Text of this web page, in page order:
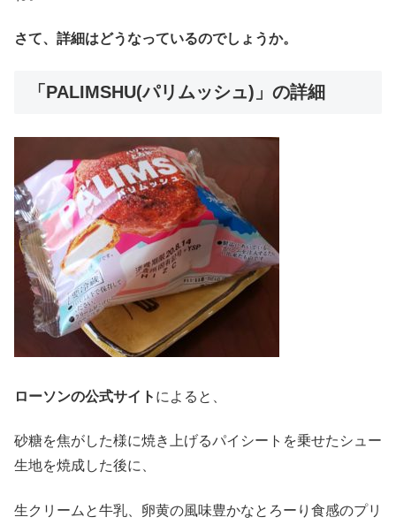
さて、詳細はどうなっているのでしょうか。
「PALIMSHU(パリムッシュ)」の詳細
ローソンの公式サイト によると、
砂糖を焦がした様に焼き上げるパイシートを乗せたシュー
生地を焼成した後に、
生クリームと牛乳、卵黄の風味豊かなとろーり食感のプリ